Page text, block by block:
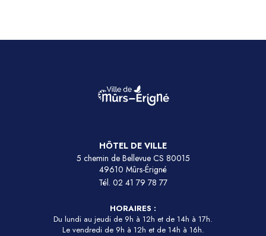
HÔTEL DE VILLE
5 chemin de Bellevue CS 80015
49610 Mûrs-Érigné
Tél. 02 41 79 78 77
HORAIRES :
Du lundi au jeudi de 9h à 12h et de 14h à 17h.
Le vendredi de 9h à 12h et de 14h à 16h.